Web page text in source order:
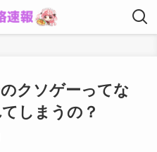
クソゲーってな
しまうの？